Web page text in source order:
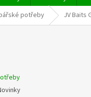
potřeby JV Baits